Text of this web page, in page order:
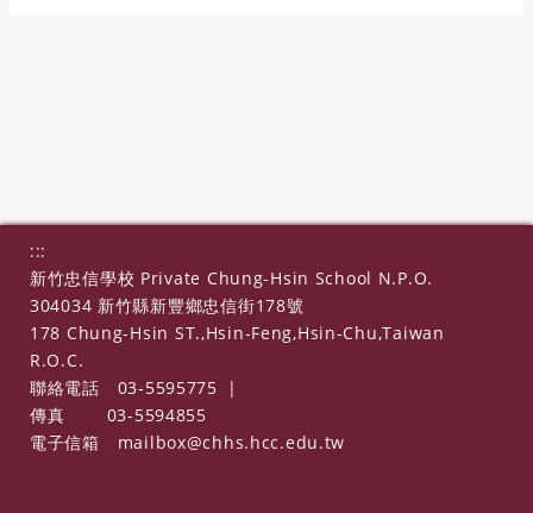
:::
新竹忠信學校 Private Chung-Hsin School N.P.O.
304034 新竹縣新豐鄉忠信街178號
178 Chung-Hsin ST.,Hsin-Feng,Hsin-Chu,Taiwan
R.O.C.
聯絡電話
03-5595775
|
傳真
03-5594855
電子信箱
mailbox@chhs.hcc.edu.tw